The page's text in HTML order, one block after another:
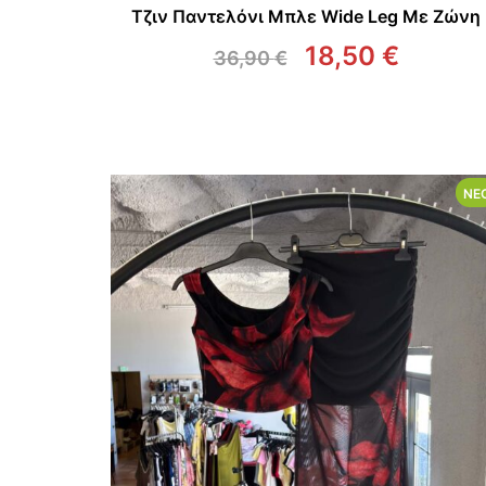
Τζιν Παντελόνι Μπλε Wide Leg Με Ζώνη
36,90€ 18,50 €
18,50